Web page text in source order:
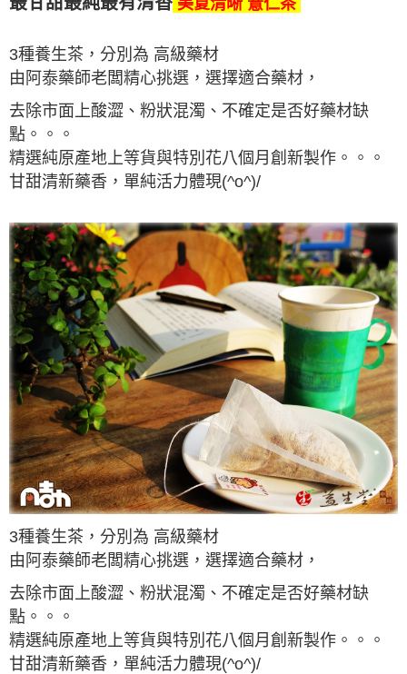
3種養生茶，分別為 高級藥材
由阿泰藥師老闆精心挑選，選擇適合藥材，
去除市面上酸澀、粉狀混濁、不確定是否好藥材缺
點。。。
精選純原產地上等貨與特別花八個月創新製作。。。
甘甜清新藥香，單純活力體現(^o^)/
3種養生茶，分別為 高級藥材
由阿泰藥師老闆精心挑選，選擇適合藥材，
去除市面上酸澀、粉狀混濁、不確定是否好藥材缺
點。。。
精選純原產地上等貨與特別花八個月創新製作。。。
甘甜清新藥香，單純活力體現(^o^)/